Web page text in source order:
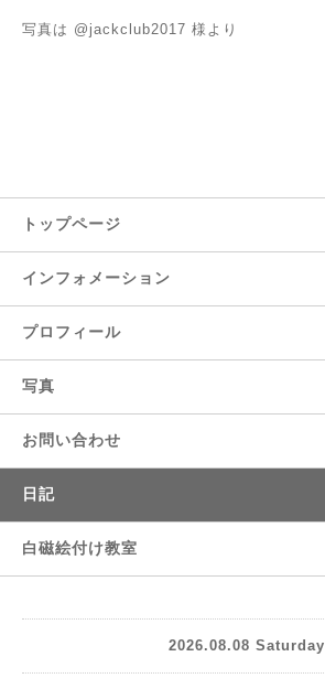
写真は @jackclub2017 様より
トップページ
インフォメーション
プロフィール
写真
お問い合わせ
日記
白磁絵付け教室
2026.08.08 Saturday